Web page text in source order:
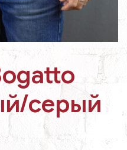
серый